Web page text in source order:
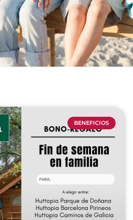
BENEFICIOS